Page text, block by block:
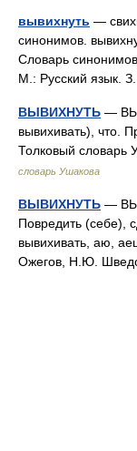
вывихнуть —
синонимов.
Словарь синонимов
М.: Русский язык.
ВЫВИХНУТЬ —
вывихивать), что.
Толковый
словарь Ушакова
ВЫВИХНУТЬ —
Повредить (себе),
вывихивать, аю,
Ожегов, Н.Ю.